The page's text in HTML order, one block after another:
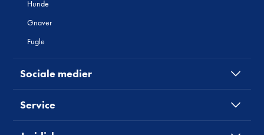
Hunde
Gnaver
Fugle
Sociale medier
Service